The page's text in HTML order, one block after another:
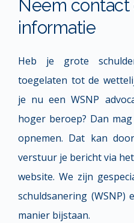
Neem contact
informatie
Heb je grote
toegelaten tot de
je nu een WSNP
hoger beroep? Dan
opnemen. Dat kan
verstuur je bericht via het
website. We zijn
schuldsanering
manier bijstaan.